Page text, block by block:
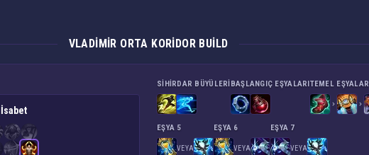
VLADIMIR ORTA KORIDOR BUILD
İsabet
SIHIRDAR BÜYÜLERIBAŞLANGIÇ EŞYALARITEMEL EŞYALAR
EŞYA 5
VEYA
EŞYA 6
VEYA
EŞYA 7
VEYA